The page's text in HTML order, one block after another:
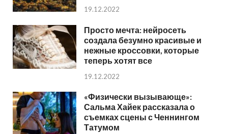
19.12.2022
Просто мечта: нейросеть
создала безумно красивые и
нежные кроссовки, которые
теперь хотят все
19.12.2022
«Физически вызывающе»:
Сальма Хайек рассказала о
съемках сцены с Ченнингом
Татумом